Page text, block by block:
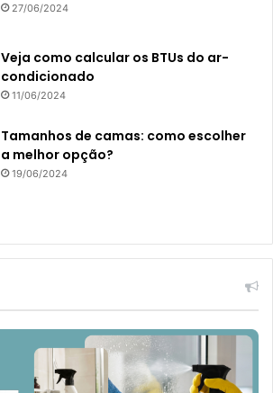
27/06/2024
Veja como calcular os BTUs do ar-
condicionado
11/06/2024
Tamanhos de camas: como escolher
a melhor opção?
19/06/2024